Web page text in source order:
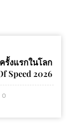
รั้งแรกในโลก
Speed 2026
0